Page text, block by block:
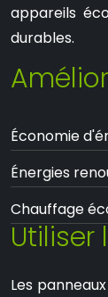
appareils
durables.
Économie
Énergies
Chauffage
Utiliser
Les